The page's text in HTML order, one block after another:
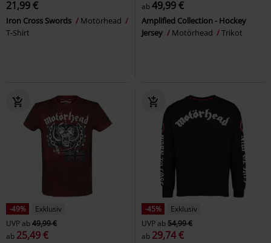
21,99 €
Iron Cross Swords
Motörhead
T-Shirt
ab49,99 €
Amplified Collection - Hockey
Jersey
Motörhead Trikot
-49%
Exklusiv
UVPab49,99 €
ab 25,49 €
-45%
Exklusiv
UVPab54,99 €
ab 29,74 €